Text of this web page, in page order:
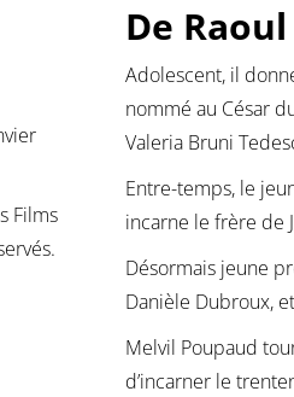
Films
De
Adolescent, il
nommé au César
Valeria Bruni
Entre-temps, le
incarne le frère de
Désormais jeune
Danièle Dubroux,
Melvil Poupaud
d’incarner le